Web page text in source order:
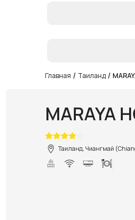
Главная / Таиланд /
MARAYA
Таиланд, Чиангмай